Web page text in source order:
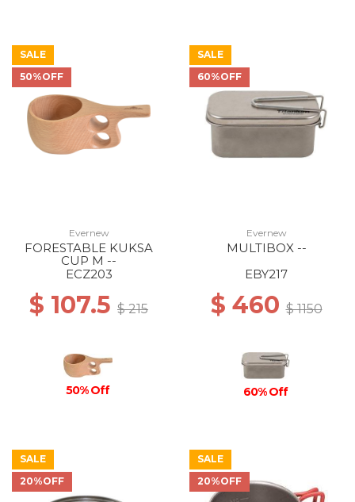
SALE
50%OFF
Evernew
FORESTABLE KUKSA
CUP M --
ECZ203
$ 107.5 $ 215
50% Off
SALE
60%OFF
Evernew
MULTIBOX --
EBY217
$ 460$ 1150
60% Off
SALE
20%OFF
SALE
20%OFF